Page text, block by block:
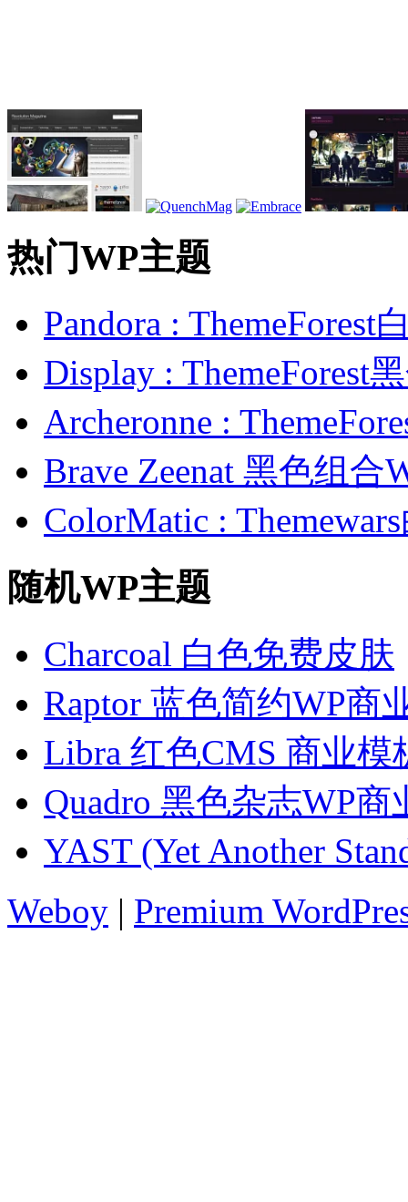
热门WP主题
Pandora : ThemeForest
Display : ThemeForest
Archeronne :
Brave Zeenat 黑色组合
ColorMatic :
随机WP主题
Charcoal 白色免费皮肤
Raptor 蓝色简约WP商
Libra 红色CMS 商业模
Quadro 黑色杂志WP商
YAST (Yet Another
Weboy | Premium